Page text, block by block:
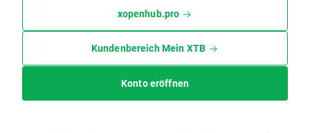
xopenhub.pro
Kundenbereich Mein XTB
Konto eröffnen